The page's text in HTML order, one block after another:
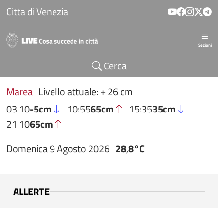
Salta al contenuto principale
Citta di Venezia
Sezioni
Cerca
Marea Livello attuale: + 26 cm
03:10-5cm 10:5565cm 15:3535cm
21:1065cm
Domenica 9 Agosto 2026 28,8°C
ALLERTE